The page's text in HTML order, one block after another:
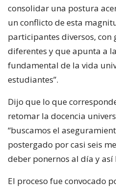
consolidar una postura
un conflicto de esta
participantes diversos, con
diferentes y que apunta a
fundamental de la vida
estudiantes”.
Dijo que lo que
retomar la docencia
“buscamos el
postergado por casi seis
deber ponernos al día y así
El proceso fue convocado